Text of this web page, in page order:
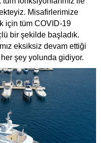
Misafirlerimize
için tüm COVID-19
bir şekilde başladık.
eksiksiz devam ettiği
şey yolunda gidiyor.